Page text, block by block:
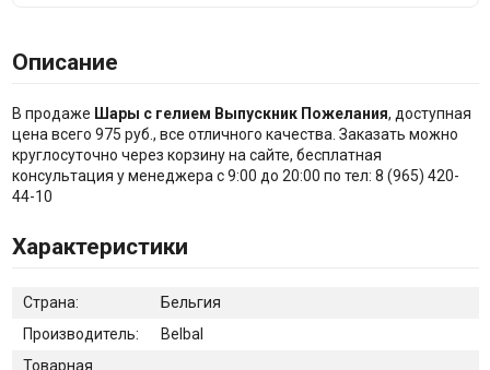
Описание
В продаже Шары с гелием Выпускник Пожелания, доступная
цена всего 975 руб., все отличного качества. Заказать можно
круглосуточно через корзину на сайте, бесплатная
консультация у менеджера с 9:00 до 20:00 по тел: 8 (965) 420-
44-10
Характеристики
Страна:
Бельгия
Производитель:
Belbal
Товарная